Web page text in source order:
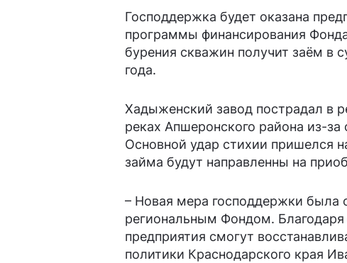
Господдержка будет оказана
программы финансирования
бурения скважин получит заём в
года.
Хадыженский завод пострадал в
реках Апшеронского района из-
Основной удар стихии пришелся
займа будут направленны на
– Новая мера господдержки была
региональным Фондом.
предприятия смогут
политики Краснодарского края